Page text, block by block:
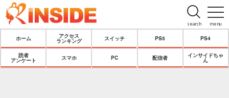
menu
search
ホーム
アクセス
ランキング
スイッチ PS5 PS4
読者
アンケート
スマホ PC 配信者
インサイドちゃ
ん